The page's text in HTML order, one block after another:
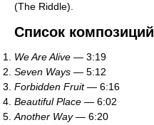
(The Riddle).
Список композиций
We Are Alive — 3:19
Seven Ways — 5:12
Forbidden Fruit— 6:16
Beautiful Place — 6:02
Another Way— 6:20